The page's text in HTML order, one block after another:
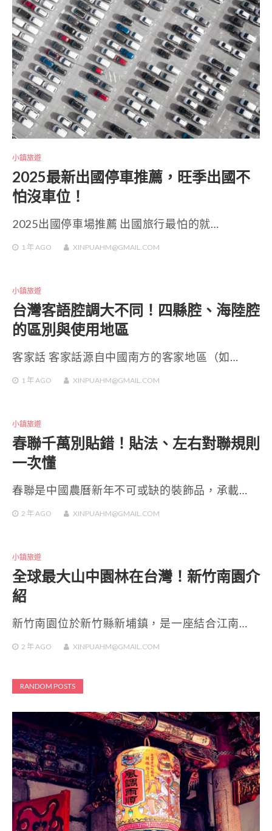
小鎮旅遊
2025最新出國停車推薦，旺季出國不
怕沒車位！
2025出國停車場推薦 出國旅行最怕的就…
1 年AGO XINPUAHM@GMAIL.COM
小鎮旅遊
台灣客語腔調大不同！四縣腔、海陸腔
的區別與使用地區
客家話 客家話源自中國南方的客家地區（如…
1 年AGO XINPUAHM@GMAIL.COM
小鎮旅遊
春聯千萬別貼錯！貼法、左右對聯規則
一次懂
春聯是中國農曆新年不可或缺的裝飾品，承載…
2 年AGO XINPUAHM@GMAIL.COM
小鎮旅遊
全球最大山中園林在台灣！新竹南園介
紹
新竹南園位於新竹縣新埔鎮，是一座結合江南…
2 年AGO XINPUAHM@GMAIL.COM
RANDOM POSTS